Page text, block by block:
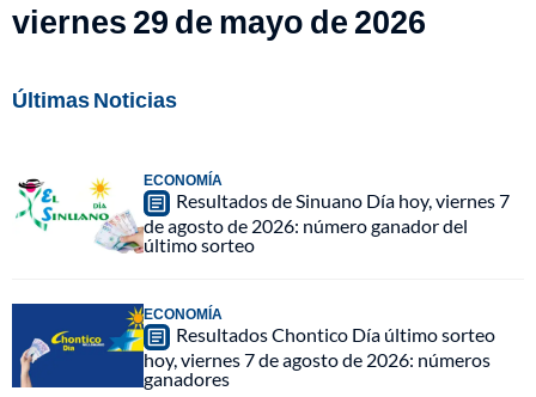
viernes 29 de mayo de 2026
Últimas Noticias
ECONOMÍA
Resultados de Sinuano Día hoy, viernes 7
de agosto de 2026: número ganador del
último sorteo
ECONOMÍA
Resultados Chontico Día último sorteo
hoy, viernes 7 de agosto de 2026: números
ganadores